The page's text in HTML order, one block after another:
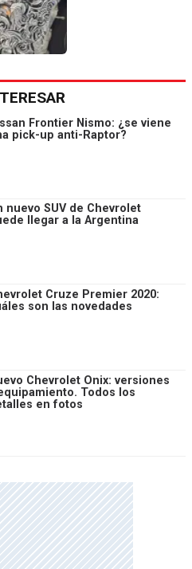
Frontier Nismo: ¿se viene
pick-up anti-Raptor?
nuevo SUV de Chevrolet
llegar a la Argentina
Cruze Premier 2020:
son las novedades
Chevrolet Onix: versiones
Todos los
en fotos